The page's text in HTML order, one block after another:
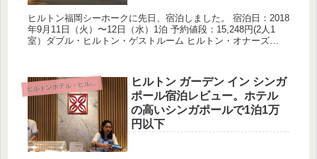
ヒルトン福岡シーホークに先日、宿泊しました。 宿泊日：2018
年9月11日（火）〜12日（水）1泊 予約値段：15,248円(2人1
室）ダブル・ヒルトン・ゲストルーム ヒルトン・オナーズ
ヒルトンホテル・ヒルトンオナーズ
ヒルトン ガーデン イン シンガ
ポール宿泊レビュー。ホテル
の高いシンガポールで1泊1万
円以下